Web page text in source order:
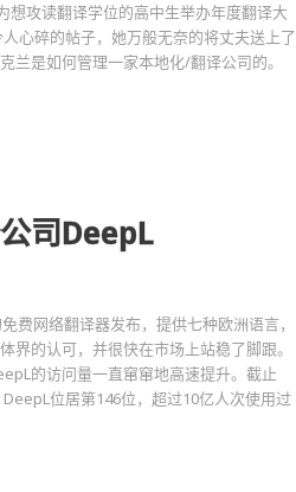
攻读翻译学位的高中生举办年度翻译大
心碎的帖子，她万般无奈的将丈夫送上了
兰是如何管理一家本地化/翻译公司的。
司DeepL
费网络翻译器发布，提供七种欧洲语言，
的认可，并很快在市场上站稳了脚跟。
的访问量一直窜窜地高速提升。截止
位居第146位，超过10亿人次使用过